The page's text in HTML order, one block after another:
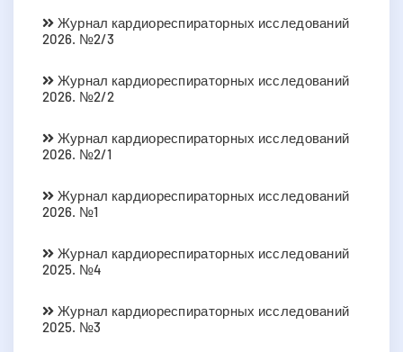
Журнал кардиореспираторных исследований
2026. №2/3
Журнал кардиореспираторных исследований
2026. №2/2
Журнал кардиореспираторных исследований
2026. №2/1
Журнал кардиореспираторных исследований
2026. №1
Журнал кардиореспираторных исследований
2025. №4
Журнал кардиореспираторных исследований
2025. №3